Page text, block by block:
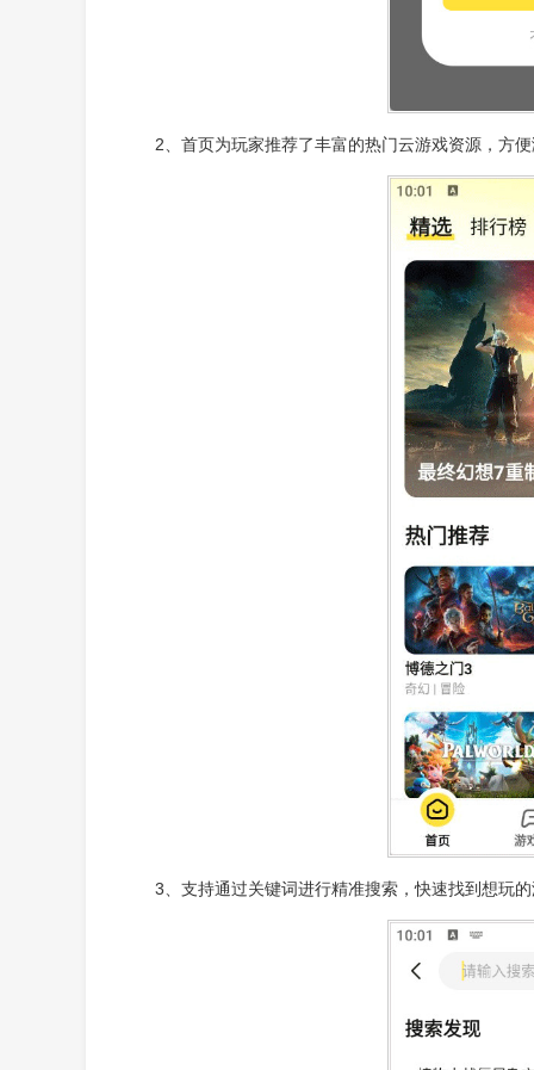
2、首页为玩家推荐了丰富的热门云游戏资源，方
3、支持通过关键词进行精准搜索，快速找到想玩